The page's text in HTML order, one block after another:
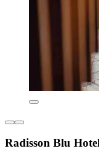
Radisson Blu